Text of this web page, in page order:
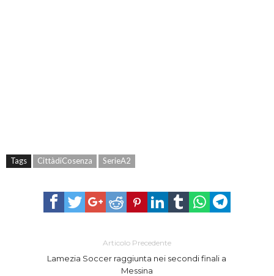
Tags CittàdiCosenza SerieA2
Articolo Precedente
Lamezia Soccer raggiunta nei secondi finali a
Messina